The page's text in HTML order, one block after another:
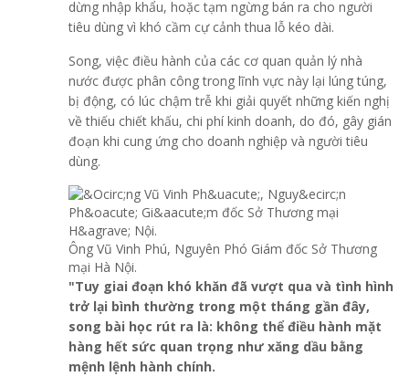
dừng nhập khẩu, hoặc tạm ngừng bán ra cho người
tiêu dùng vì khó cầm cự cảnh thua lỗ kéo dài.
Song, việc điều hành của các cơ quan quản lý nhà
nước được phân công trong lĩnh vực này lại lúng túng,
bị động, có lúc chậm trễ khi giải quyết những kiến nghị
về thiếu chiết khấu, chi phí kinh doanh, do đó, gây gián
đoạn khi cung ứng cho doanh nghiệp và người tiêu
dùng.
Ông Vũ Vinh Phú, Nguyên Phó Giám đốc Sở Thương
mại Hà Nội.
"Tuy giai đoạn khó khăn đã vượt qua và tình hình
trở lại bình thường trong một tháng gần đây,
song bài học rút ra là: không thể điều hành mặt
hàng hết sức quan trọng như xăng dầu bằng
mệnh lệnh hành chính.